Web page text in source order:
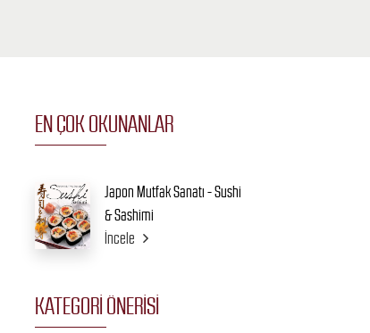
EN ÇOK OKUNANLAR
Japon Mutfak Sanatı - Sushi
& Sashimi
İncele
KATEGORI ÖNERISI